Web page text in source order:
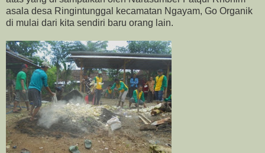
asala desa Ringintunggal kecamatan Ngayam, Go Organik
di mulai dari kita sendiri baru orang lain.